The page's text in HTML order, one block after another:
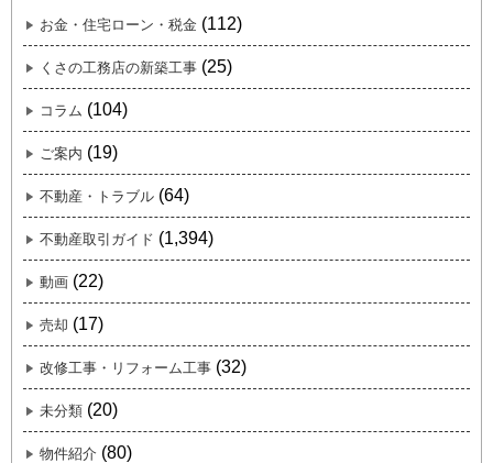
お金・住宅ローン・税金 (112)
くさの工務店の新築工事 (25)
コラム (104)
ご案内 (19)
不動産・トラブル (64)
不動産取引ガイド (1,394)
動画 (22)
売却 (17)
改修工事・リフォーム工事 (32)
未分類 (20)
物件紹介 (80)